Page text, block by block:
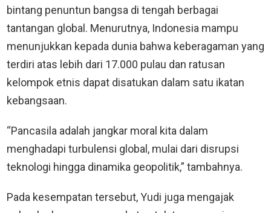
bintang penuntun bangsa di tengah berbagai
tantangan global. Menurutnya, Indonesia mampu
menunjukkan kepada dunia bahwa keberagaman yang
terdiri atas lebih dari 17.000 pulau dan ratusan
kelompok etnis dapat disatukan dalam satu ikatan
kebangsaan.
“Pancasila adalah jangkar moral kita dalam
menghadapi turbulensi global, mulai dari disrupsi
teknologi hingga dinamika geopolitik,” tambahnya.
Pada kesempatan tersebut, Yudi juga mengajak